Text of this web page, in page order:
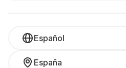
Español
España